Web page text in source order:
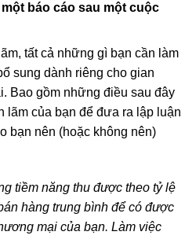
báo cáo sau một cuộc
tất cả những gì bạn cần làm
sung dành riêng cho gian
Bao gồm những điều sau đây
lãm của bạn để đưa ra lập luận
bạn nên (hoặc không nên)
tiềm năng thu được theo tỷ lệ
hàng trung bình để có được
mại của bạn. Làm việc